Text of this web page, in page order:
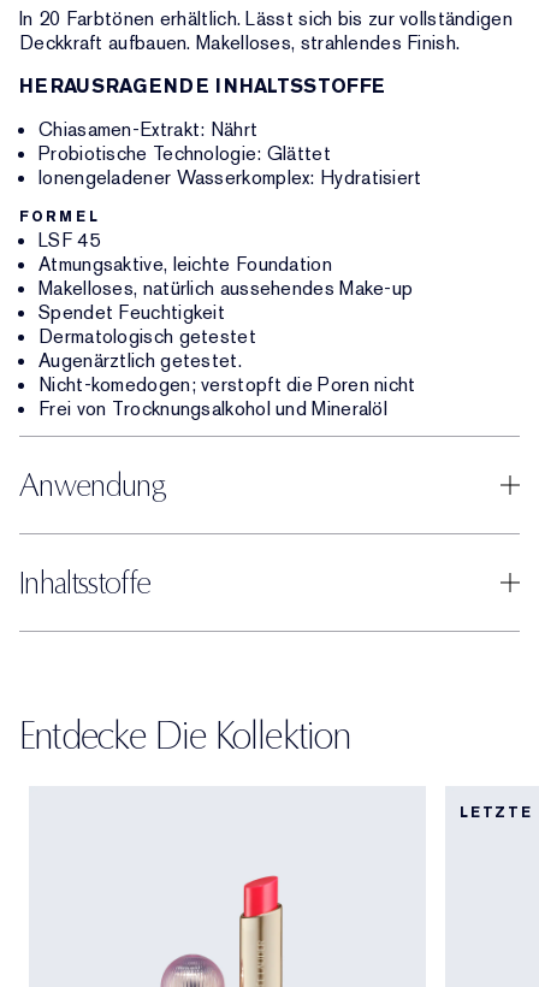
In 20 Farbtönen erhältlich. Lässt sich bis zur vollständigen
Deckkraft aufbauen. Makelloses, strahlendes Finish.
HERAUSRAGENDE INHALTSSTOFFE
Chiasamen-Extrakt: Nährt
Probiotische Technologie: Glättet
Ionengeladener Wasserkomplex: Hydratisiert
FORMEL
LSF 45
Atmungsaktive, leichte Foundation
Makelloses, natürlich aussehendes Make-up
Spendet Feuchtigkeit
Dermatologisch getestet
Augenärztlich getestet.
Nicht-komedogen; verstopft die Poren nicht
Frei von Trocknungsalkohol und Mineralöl
Anwendung
Inhaltsstoffe
Entdecke Die Kollektion
LETZTE